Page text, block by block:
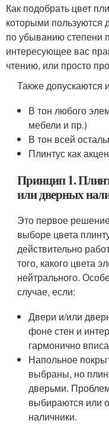
Как подобрать цвет
которыми пользуются
по убыванию степени
интересующее вас
чтению, или просто
Также допускаются
В тон любого
мебели и пр.)
В тон всей
Плинтус как
Принцип 1.
или дверных
Это первое
выборе цвета
действительно
того, какого цвета
нейтрального.
случае, если:
Двери и/или
фоне стен и
гармонично
Напольное
выбраны, но
дверьми.
выбираются или
наличники.